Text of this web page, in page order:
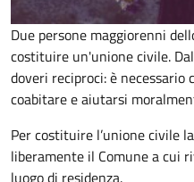
Due persone maggiorenni
costituire un'unione civile.
doveri reciproci: è
coabitare e aiutarsi
Per costituire l’unione civile
liberamente il Comune a cui